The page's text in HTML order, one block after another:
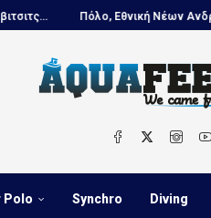
Πόλο, Εθνική Νέων Ανδρών...
Polo Synchro Diving